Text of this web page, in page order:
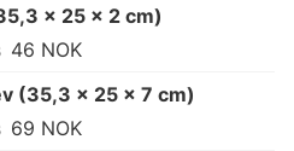
× 25 × 2 cm)
46 NOK
(35,3 × 25 × 7 cm)
69 NOK